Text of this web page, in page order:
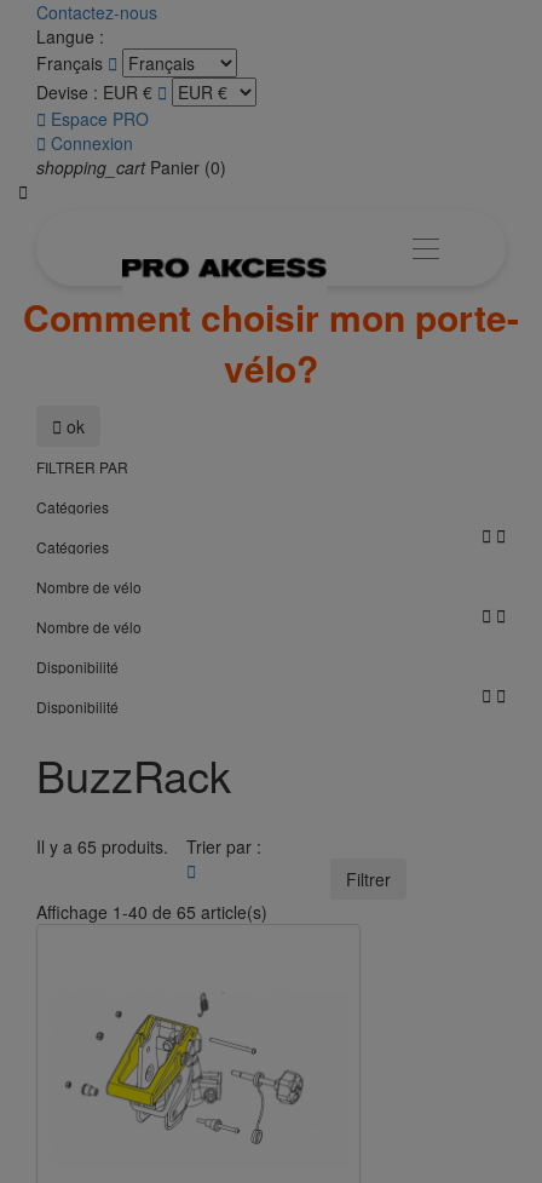
Contactez-nous
Langue :
Français 
Devise : EUR € 
 Espace PRO
 Connexion
shopping_cart Panier (0)

Comment choisir mon porte-
vélo?
 ok
FILTRER PAR
Catégories
Catégories
 
Nombre de vélo
Nombre de vélo
 
Disponibilité
Disponibilité
 
BuzzRack
Il y a 65 produits.
Trier par :

Filtrer
Affichage 1-40 de 65 article(s)